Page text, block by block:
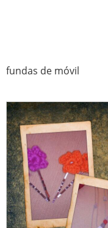
fundas de móvil